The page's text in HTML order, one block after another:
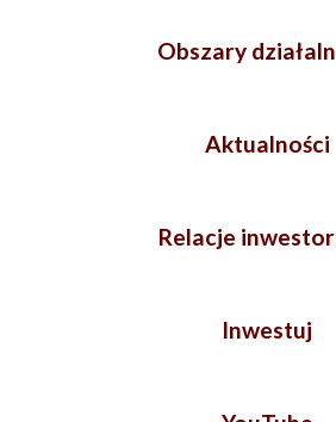
Obszary
Aktualności
Relacje
Inwestuj